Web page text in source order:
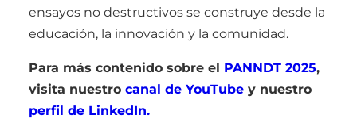
ensayos no destructivos se construye desde la
educación, la innovación y la comunidad.
Para más contenido sobre el PANNDT 2025,
visita nuestro canal de YouTube y nuestro
perfil de LinkedIn.